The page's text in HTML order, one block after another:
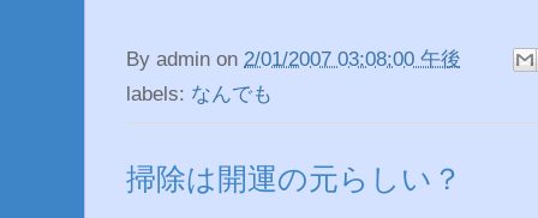
By admin on 2/01/2007 03:08:00 午後
labels: なんでも
掃除は開運の元らしい？